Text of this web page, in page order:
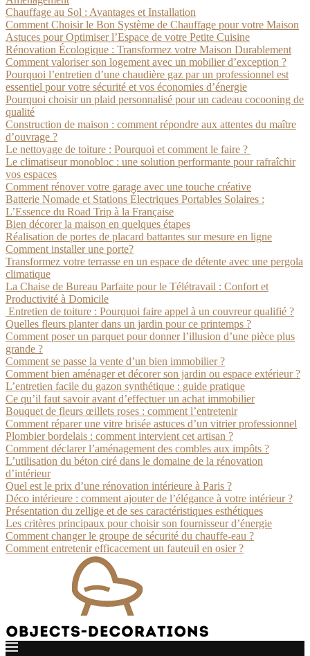
Chauffage au Sol : Avantages et Installation
Comment Choisir le Bon Système de Chauffage pour votre Maison
Astuces pour Optimiser l’Espace de votre Petite Cuisine
Rénovation Écologique : Transformez votre Maison Durablement
Comment valoriser son logement avec un mobilier d’exception ?
Pourquoi l’entretien d’une chaudière gaz par un professionnel est
essentiel pour votre sécurité et vos économies d’énergie
Pourquoi choisir un plaid personnalisé pour un cadeau cocooning de
qualité
Construction de maison : comment répondre aux attentes du maître
d’ouvrage ?
Le nettoyage de toiture : Pourquoi et comment le faire ?
Le climatiseur monobloc : une solution performante pour rafraîchir
vos espaces
Comment rénover votre garage avec une touche créative
Batterie Nomade et Stations Électriques Portables Solaires :
L’Essence du Road Trip à la Française
Bien décorer la maison en quelques étapes
Réalisation de portes de placard battantes sur mesure en ligne
Comment installer une porte?
Transformez votre terrasse en un espace de détente avec une pergola
climatique
La Chaise de Bureau Parfaite pour le Télétravail : Confort et
Productivité à Domicile
Entretien de toiture : Pourquoi faire appel à un couvreur qualifié ?
Quelles fleurs planter dans un jardin pour ce printemps ?
Comment poser un parquet pour donner l’illusion d’une pièce plus
grande ?
Comment se passe la vente d’un bien immobilier ?
Comment bien aménager et décorer son jardin ou espace extérieur ?
L’entretien facile du gazon synthétique : guide pratique
Ce qu’il faut savoir avant d’effectuer un achat immobilier
Bouquet de fleurs œillets roses : comment l’entretenir
Comment réparer une vitre brisée astuces d’un vitrier professionnel
Plombier bordelais : comment intervient cet artisan ?
Comment déclarer l’aménagement des combles aux impôts ?
L’utilisation du béton ciré dans le domaine de la rénovation
d’intérieur
Quel est le prix d’une rénovation intérieure à Paris ?
Déco intérieure : comment ajouter de l’élégance à votre intérieur ?
Présentation du zellige et de ses caractéristiques esthétiques
Les critères principaux pour choisir son fournisseur d’énergie
Comment changer le groupe de sécurité du chauffe-eau ?
Comment entretenir efficacement un fauteuil en osier ?